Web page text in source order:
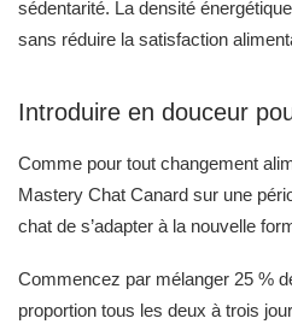
sédentarité. La densité
sans réduire la satisfaction
Introduire en douceur
Comme pour tout changement
Mastery Chat Canard sur une
chat de s’adapter à la nouvelle
Commencez par mélanger 25 %
proportion tous les deux à trois